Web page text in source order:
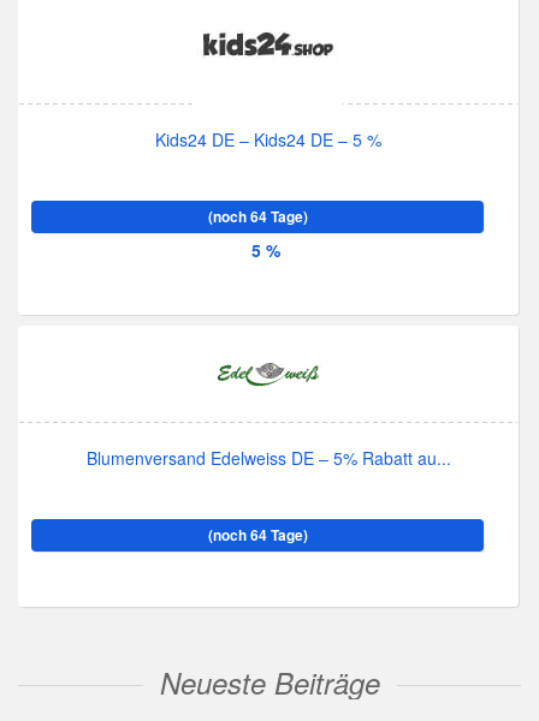
Kids24 DE – Kids24 DE – 5 %
(noch 64 Tage)
5 %
Blumenversand Edelweiss DE – 5% Rabatt au...
(noch 64 Tage)
Neueste Beiträge